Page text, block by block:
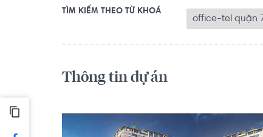
TÌM KIẾM THEO TỪ KHOÁ
office-tel quận
Thông tin dự án